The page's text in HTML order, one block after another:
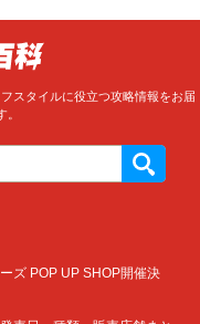
スタイルに役立つ攻略情報をお届
ズ POP UP SHOP開催決